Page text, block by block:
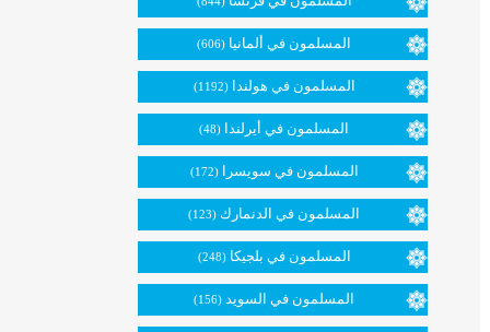
المسلمون في ألمانيا (606)
المسلمون في هولندا (1192)
المسلمون في أيرلندا (48)
المسلمون في سويسرا (172)
المسلمون في الدنمارك (123)
المسلمون في بلجيكا (248)
المسلمون في السويد (156)